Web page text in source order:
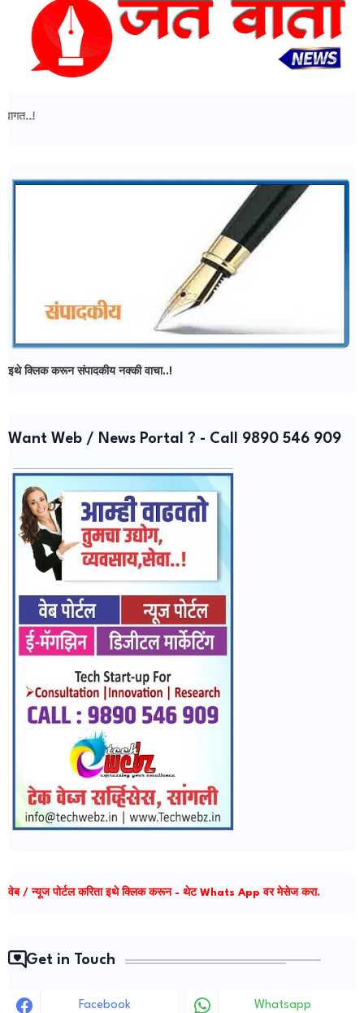
इथे क्लिक करून संपादकीय नक्की वाचा..!
Want Web / News Portal ? - Call 9890 546 909
वेब / न्यूज पोर्टल करिता इथे क्लिक करून - थेट Whats App वर मेसेज करा.
Get in Touch
Facebook Whatsapp